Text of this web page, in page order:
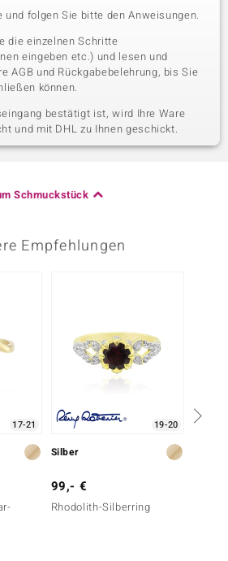
und folgen Sie bitte den Anweisungen.
die einzelnen Schritte
eingeben etc.) und lesen und
AGB und Rückgabebelehrung, bis Sie
können.
bestätigt ist, wird Ihre Ware
und mit DHL zu Ihnen geschickt.
Schmuckstück
Empfehlungen
17-21 19-20
Silber
99,- €
Rhodolith-Silberring